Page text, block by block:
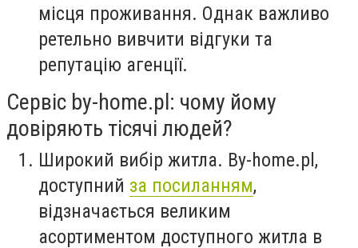
місця проживання. Однак важливо
ретельно вивчити відгуки та
репутацію агенції.
Сервіс by-home.pl: чому йому
довіряють тісячі людей?
Широкий вибір житла. By-home.pl,
доступний за посиланням,
відзначається великим
асортиментом доступного житла в